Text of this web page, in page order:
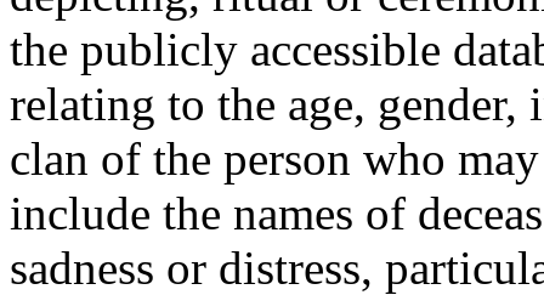
the publicly accessible
relating to the age,
clan of the person who
include the names of
sadness or distress,